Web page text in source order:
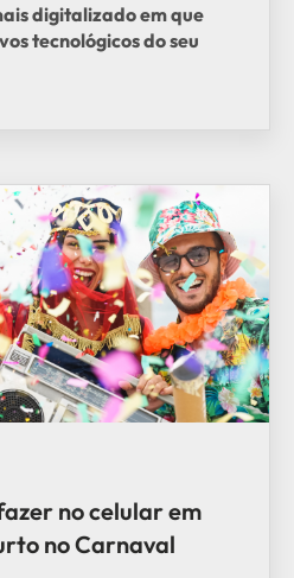
digitalizado em que
tecnológicos do seu
no celular em
no Carnaval